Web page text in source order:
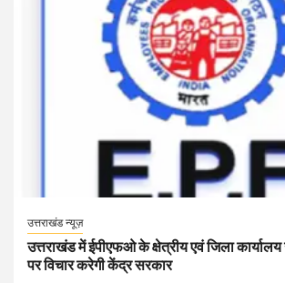
उत्तराखंड न्यूज़
उत्तराखंड में ईपीएफओ के क्षेत्रीय एवं जिला
पर विचार करेगी केंद्र सरकार